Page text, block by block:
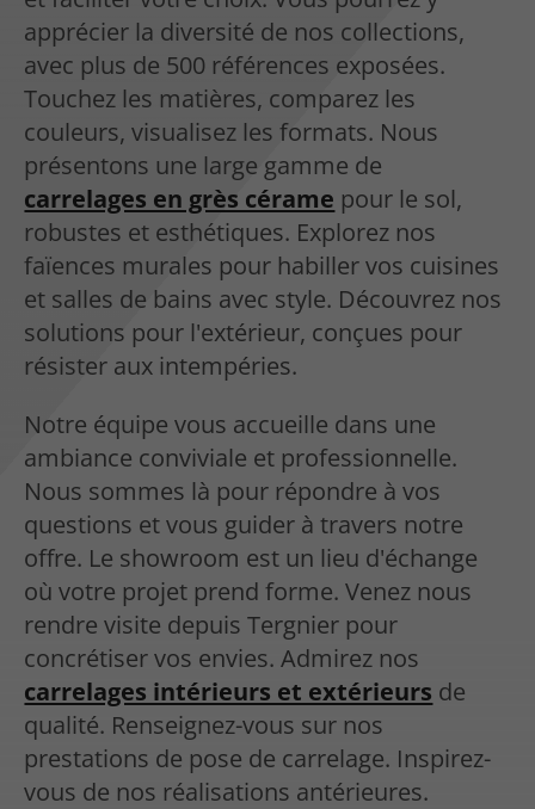
apprécier la diversité de nos collections,
avec plus de 500 références exposées.
Touchez les matières, comparez les
couleurs, visualisez les formats. Nous
présentons une large gamme de
carrelages en grès cérame pour le sol,
robustes et esthétiques. Explorez nos
faïences murales pour habiller vos cuisines
et salles de bains avec style. Découvrez nos
solutions pour l'extérieur, conçues pour
résister aux intempéries.
Notre équipe vous accueille dans une
ambiance conviviale et professionnelle.
Nous sommes là pour répondre à vos
questions et vous guider à travers notre
offre. Le showroom est un lieu d'échange
où votre projet prend forme. Venez nous
rendre visite depuis Tergnier pour
concrétiser vos envies. Admirez nos
carrelages intérieurs et extérieurs de
qualité. Renseignez-vous sur nos
prestations de pose de carrelage. Inspirez-
vous de nos réalisations antérieures.